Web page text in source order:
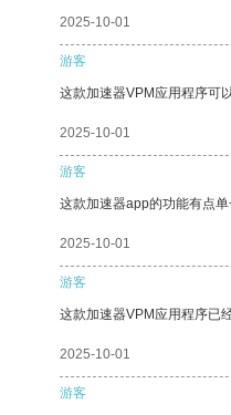
2025-10-01
游客
这款加速器VPM应用程序可
2025-10-01
游客
这款加速器app的功能有点
2025-10-01
游客
这款加速器VPM应用程序已
2025-10-01
游客